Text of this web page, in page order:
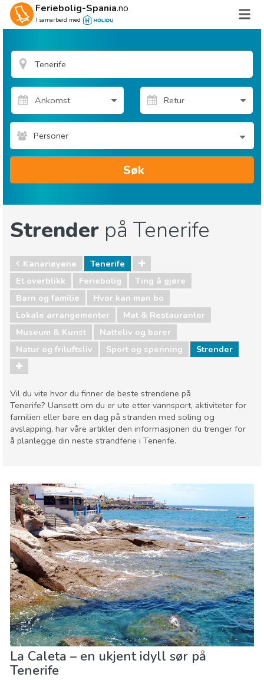
Feriebolig-Spania.no
I samarbeid med
Personer
Søk
Strender på Tenerife
Kanariøyene
Tenerife
Et overblikk
Feriebolig
Ting å gjøre
Barn og familie
Hvor kan man bo
Lokale arrangementer
Mat & Restauranter
Museum & Kunst
Natteliv og barer
Natur og friluftsliv
Sport og spenning Strender
Vil du vite hvor du finner de beste strendene på
Tenerife? Uansett om du er ute etter vannsport, aktiviteter for
familien eller bare en dag på stranden med soling og
avslapping, har våre artikler den informasjonen du trenger for
å planlegge din neste strandferie i Tenerife.
Barn og familie
Hvor kan man bo
Lokale arrangementer
Mat & Restauranter
Museum & Kunst
Natteliv og barer
Natur og friluftsliv
Sport og spenning Strender
La Caleta – en ukjent idyll sør på
Tenerife